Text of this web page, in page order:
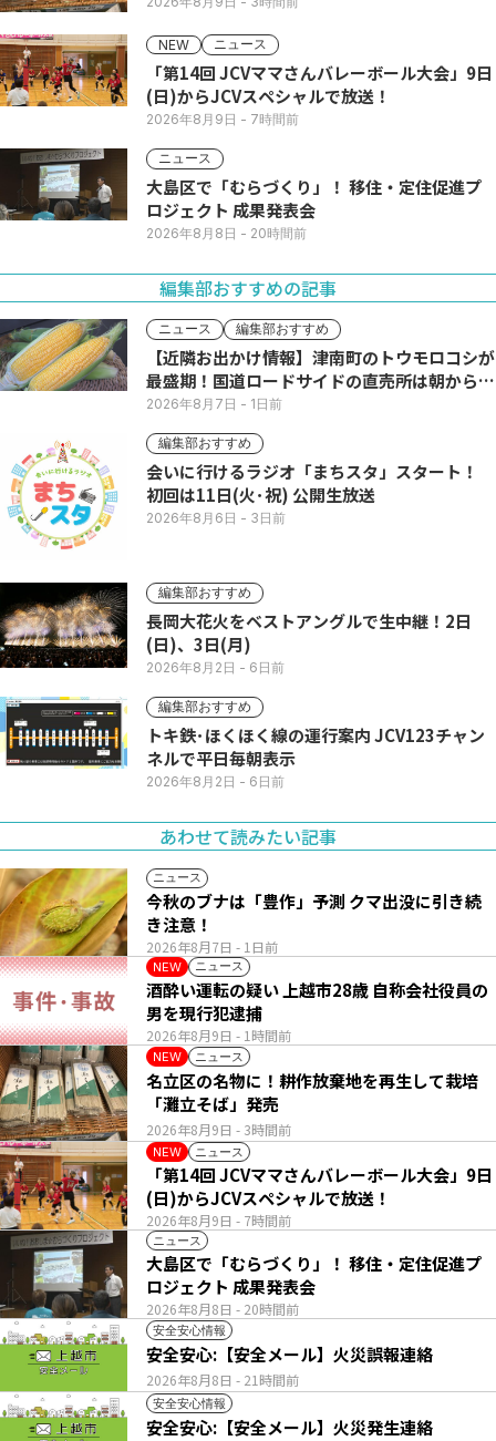
NEW ニュース
「第14回 JCVママさんバレーボール大会」9日
(日)からJCVスペシャルで放送！
2026年8月9日 - 7時間前
ニュース
大島区で「むらづくり」！ 移住・定住促進プ
ロジェクト 成果発表会
2026年8月8日 - 20時間前
編集部おすすめの記事
ニュース 編集部おすすめ
【近隣お出かけ情報】津南町のトウモロコシが
最盛期！国道ロードサイドの直売所は朝から長
い列
2026年8月7日 - 1日前
編集部おすすめ
会いに行けるラジオ「まちスタ」スタート！
初回は11日(火･祝) 公開生放送
2026年8月6日 - 3日前
編集部おすすめ
長岡大花火をベストアングルで生中継！2日
(日)、3日(月)
2026年8月2日 - 6日前
編集部おすすめ
トキ鉄･ほくほく線の運行案内 JCV123チャン
ネルで平日毎朝表示
2026年8月2日 - 6日前
あわせて読みたい記事
ニュース
2026年8月7日 - 1日前
今秋のブナは「豊作」予測 クマ出没に引き続
き注意！
NEW ニュース
2026年8月9日 - 1時間前
酒酔い運転の疑い 上越市28歳 自称会社役員の
男を現行犯逮捕
NEW ニュース
2026年8月9日 - 3時間前
名立区の名物に！耕作放棄地を再生して栽培
「灘立そば」発売
NEW ニュース
2026年8月9日 - 7時間前
「第14回 JCVママさんバレーボール大会」9日
(日)からJCVスペシャルで放送！
ニュース
2026年8月8日 - 20時間前
大島区で「むらづくり」！ 移住・定住促進プ
ロジェクト 成果発表会
安全安心情報
2026年8月8日 - 21時間前
安全安心:【安全メール】火災誤報連絡
安全安心情報
安全安心:【安全メール】火災発生連絡